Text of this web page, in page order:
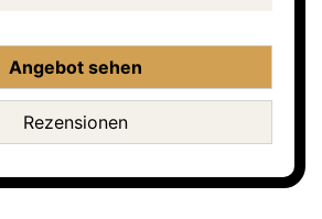
Angebot sehen
Rezensionen